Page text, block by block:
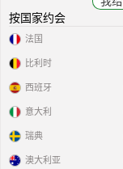
按国家约会
法国
比利时
西班牙
意大利
瑞典
澳大利亚